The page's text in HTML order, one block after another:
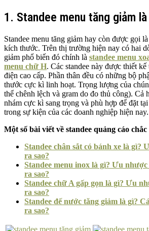
1. Standee menu tăng giảm
Standee menu tăng giảm hay còn được gọi
kích thước. Trên thị trường hiện nay có hai
giảm phổ biến đó chính là standee menu
menu chữ H. Các standee này được thiết
điện cao cấp. Phần thân đều có những bộ
thước cực kì linh hoạt. Trọng lượng của
thể chênh lệch và gram do đo thủ công). Cả
nhám cực kì sang trọng và phù hợp để đặt
trong sự kiện của các doanh nghiệp hiện nay.
Một số bài viết về standee quảng cáo
Standee chân sắt có bánh xe là gì?
ra sao?
Standee menu inox là gì? Ưu nhược
ra sao?
Standee chữ A gấp gọn là gì? Ưu
ra sao?
Standee đế nước tăng giảm là gì?
ra sao?